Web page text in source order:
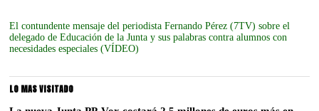
El contundente mensaje del periodista Fernando Pérez (7TV) sobre el
delegado de Educación de la Junta y sus palabras contra alumnos con
necesidades especiales (VÍDEO)
LO MAS VISITADO